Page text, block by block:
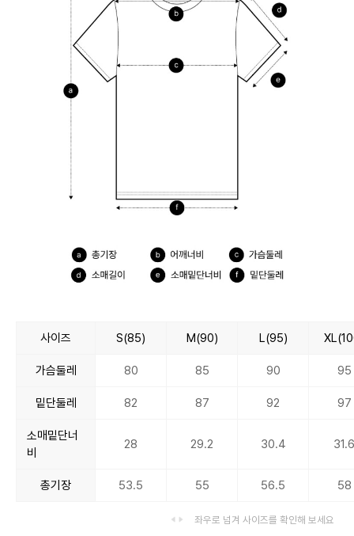
사이즈 S(85) M(90) L(95)
가슴둘레 80 85 90 95
밑단둘레 82 87 92 97
소매밑단너
비
28 29.2 30.4
총기장 53.5 55 56.5 58
좌우로 넘겨 사이즈를 확인해 보세요